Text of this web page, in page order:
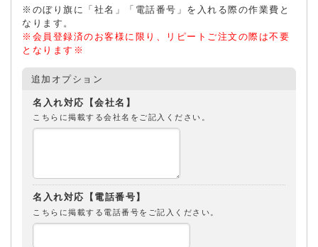
※のぼり旗に「社名」「電話番号」を入れる際の作業費と
なります。
※会員登録済のお客様に限り、リピートご注文の際は不要
となります※
追加オプション
名入れ対応【会社名】
こちらに掲載する会社名をご記入ください。
名入れ対応【電話番号】
こちらに掲載する電話番号をご記入ください。